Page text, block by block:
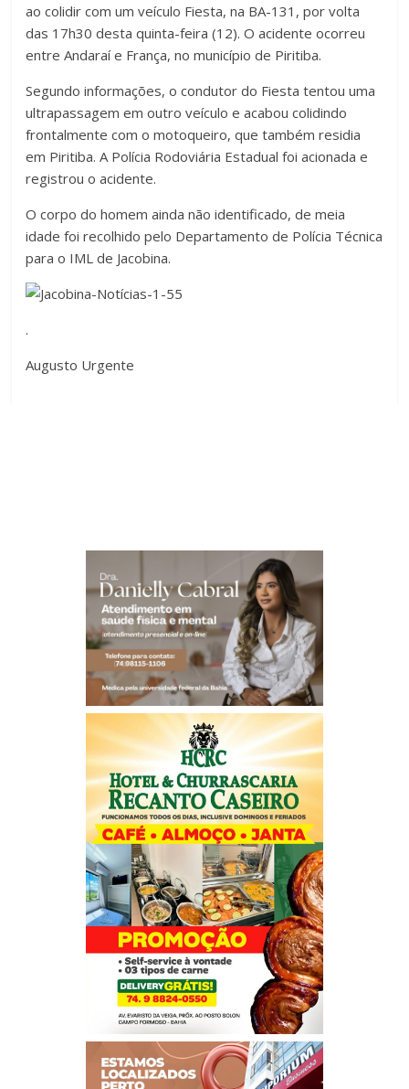
ao colidir com um veículo Fiesta, na BA-131, por volta
das 17h30 desta quinta-feira (12). O acidente ocorreu
entre Andaraí e França, no município de Piritiba.
Segundo informações, o condutor do Fiesta tentou uma
ultrapassagem em outro veículo e acabou colidindo
frontalmente com o motoqueiro, que também residia
em Piritiba. A Polícia Rodoviária Estadual foi acionada e
registrou o acidente.
O corpo do homem ainda não identificado, de meia
idade foi recolhido pelo Departamento de Polícia Técnica
para o IML de Jacobina.
.
Augusto Urgente